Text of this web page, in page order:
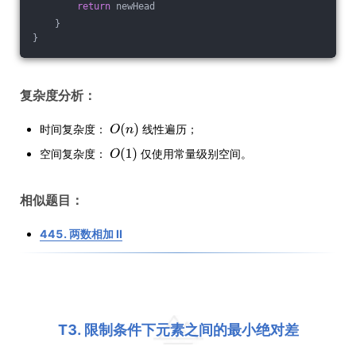
return newHead
}
}
复杂度分析：
时间复杂度：
线性遍历；
空间复杂度：
仅使用常量级别空间。
相似题目：
445. 两数相加 II
T3. 限制条件下元素之间的最小绝对差